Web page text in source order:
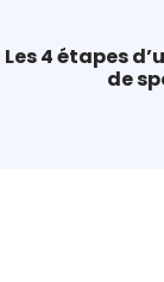
Les 4 étapes
de